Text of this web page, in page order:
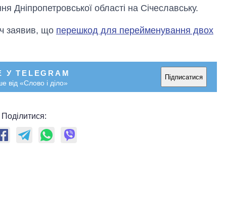
області на Січеславську.
заявив, що перешкод для перейменування двох
TELEGRAM
від «Слово і діло»
Підписатися
Поділитися: